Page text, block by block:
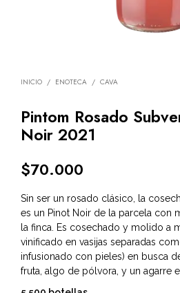
INICIO / ENOTECA / CAVA
Pintom Rosado
Noir 2021
$70.000
Sin ser un rosado clásico, la
es un Pinot Noir de la parcela con
la finca. Es cosechado y molido a
vinificado en vasijas separadas
infusionado con pieles) en busca
fruta, algo de pólvora, y un agarre